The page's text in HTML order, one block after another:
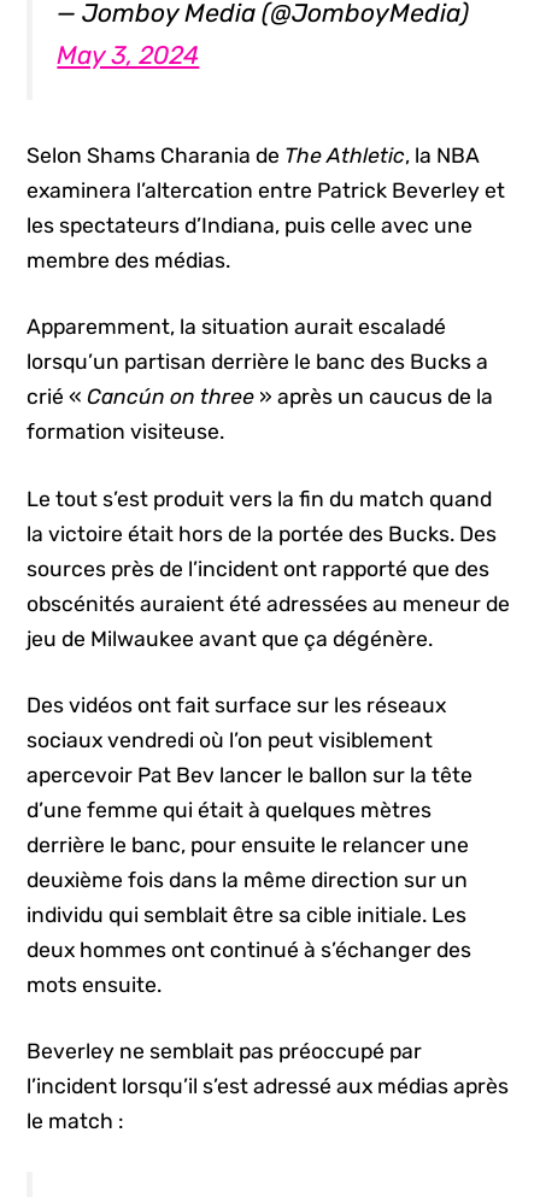
— Jomboy Media (@JomboyMedia)
May 3, 2024
Selon Shams Charania de The Athletic, la NBA
examinera l’altercation entre Patrick Beverley et
les spectateurs d’Indiana, puis celle avec une
membre des médias.
Apparemment, la situation aurait escaladé
lorsqu’un partisan derrière le banc des Bucks a
crié «Cancún on three » après un caucus de la
formation visiteuse.
Le tout s’est produit vers la fin du match quand
la victoire était hors de la portée des Bucks. Des
sources près de l’incident ont rapporté que des
obscénités auraient été adressées au meneur de
jeu de Milwaukee avant que ça dégénère.
Des vidéos ont fait surface sur les réseaux
sociaux vendredi où l’on peut visiblement
apercevoir Pat Bev lancer le ballon sur la tête
d’une femme qui était à quelques mètres
derrière le banc, pour ensuite le relancer une
deuxième fois dans la même direction sur un
individu qui semblait être sa cible initiale. Les
deux hommes ont continué à s’échanger des
mots ensuite.
Beverley ne semblait pas préoccupé par
l’incident lorsqu’il s’est adressé aux médias après
le match :